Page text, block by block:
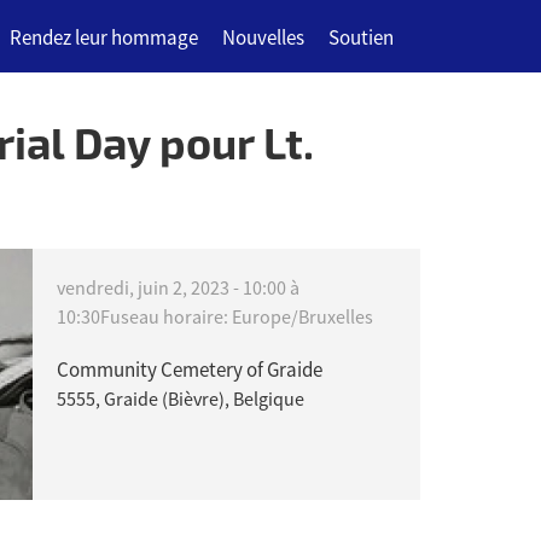
Rendez leur hommage Nouvelles Soutien
Day pour Lt.
vendredi, juin 2, 2023 - 10:00 à
10:30Fuseau horaire: Europe/Bruxelles
Community Cemetery of Graide
5555, Graide (Bièvre), Belgique